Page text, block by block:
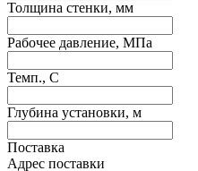
Толщина стенки, мм
Рабочее давление, МПа
Темп., С
Глубина установки, м
Поставка
Адрес поставки